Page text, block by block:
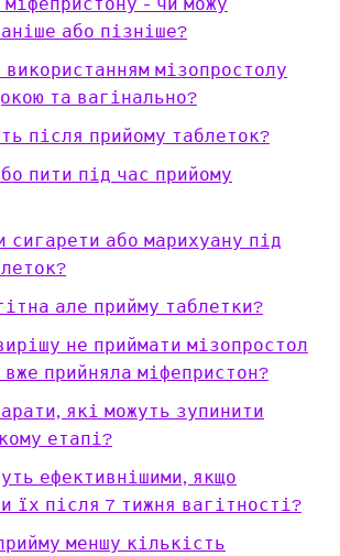
- чи можу
або пізніше?
мізопростолу
та вагінально?
після прийому таблеток?
пити під час прийому
сигарети або марихуану під
але прийму таблетки?
не приймати мізопростол
прийняла міфепристон?
які можуть зупинити
етапі?
ефективнішими, якщо
їх після 7 тижня вагітності?
меншу кількість